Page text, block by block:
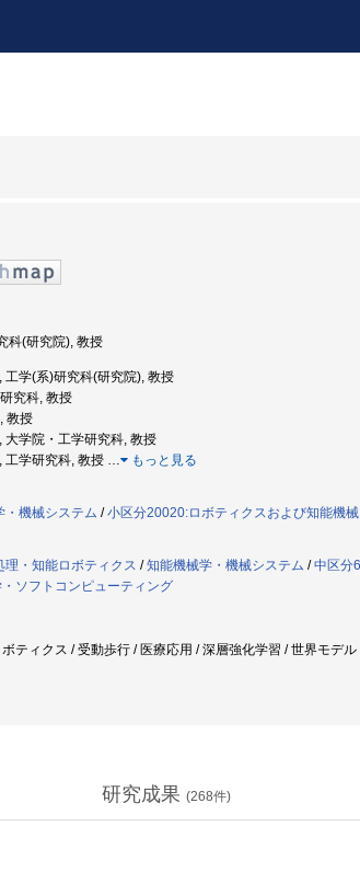
科(研究院), 教授
学(系)研究科(研究院), 教授
究科, 教授
教授
学院・工学研究科, 教授
工学研究科, 教授 … もっと見る
・機械システム /小区分20020:ロボティクスおよび知能機
理・知能ロボティクス /知能機械学・機械システム /中区分
ソフトコンピューティング
ティクス / 受動歩行 / 医療応用 / 深層強化学習 / 世界モデ
研究成果 (268件)